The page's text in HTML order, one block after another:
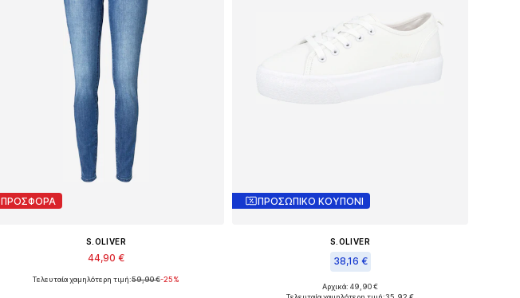
ΠΡΟΣΦΟΡΑ
S.OLIVER
44,90 €
Διαθέσιμα μεγέθη: 34 x 31
Τελευταία χαμηλότερη τιμή:59,90 €-25%
ΠΡΟΣΩΠΙΚΟ ΚΟΥΠΟΝΙ
S.OLIVER
38,16 €
Διαθέσιμα μεγέθη: 36, 37
Αρχικά: 49,90 €